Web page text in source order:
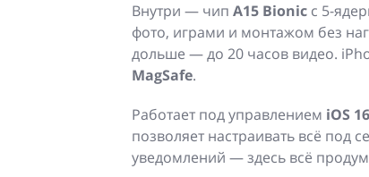
Внутри — чип A15 Bionic с 5-
фото, играми и монтажом без
дольше — до 20 часов видео.
MagSafe.
Работает под управлением iOS 16
позволяет настраивать всё под
уведомлений — здесь всё